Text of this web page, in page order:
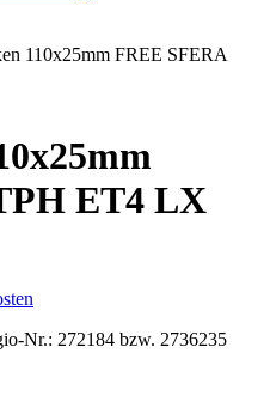
110x25mm FREE SFERA
ET4 LX
Nr.: 272184 bzw. 2736235